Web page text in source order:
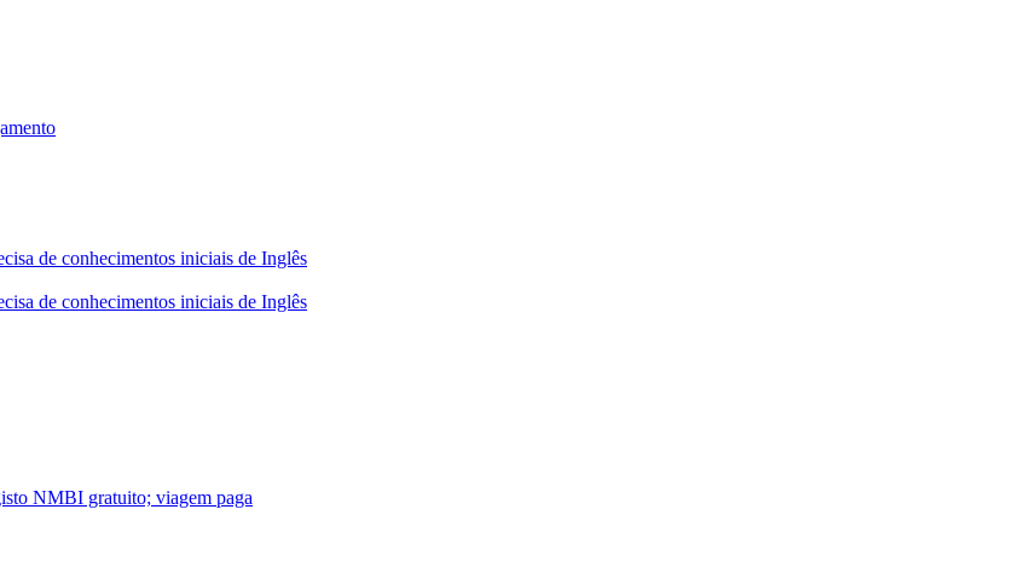
de conhecimentos iniciais de Inglês
de conhecimentos iniciais de Inglês
NMBI gratuito; viagem paga